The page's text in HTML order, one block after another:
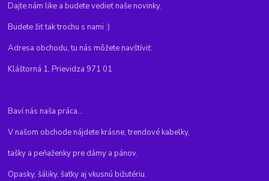
Dajte nám like a budete vedieť naše novinky.
Budete žiť tak trochu s nami :)
Adresa obchodu, tu nás môžete navštíviť:
Kláštorná 1, Prievidza 971 01
Baví nás naša práca...
V našom obchode nájdete krásne, trendové kabelky,
tašky a peňaženky pre dámy a pánov.
Opasky, šáliky, šatky aj vkusnú bižutériu.